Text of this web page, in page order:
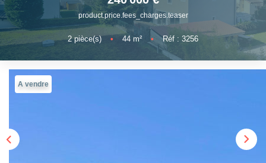
L'AGENCE
Présentation De L'agence
L'équipe
product.price.fees_charges.teaser
2pièce(s) • 44 m² • Réf : 3256
A vendre